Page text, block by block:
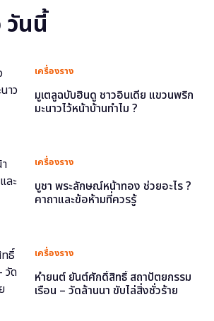
วันนี้
เครื่องราง
มูเตลูฉบับฮินดู ชาวอินเดีย แขวนพริก
มะนาวไว้หน้าบ้านทำไม ?
เครื่องราง
บูชา พระลักษณ์หน้าทอง ช่วยอะไร ?
คาถาและข้อห้ามที่ควรรู้
เครื่องราง
หำยนต์ ยันต์ศักดิ์สิทธิ์ สถาปัตยกรรม
เรือน – วัดล้านนา ขับไล่สิ่งชั่วร้าย